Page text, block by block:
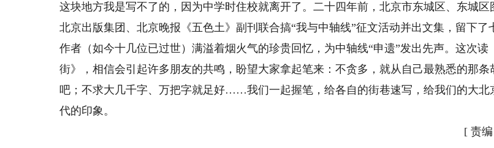
这块地方我是写不了的，因为中学时住校就离开了。二十四年前，北京市东城区、东城区
北京出版集团、北京晚报《五色土》副刊联合搞“我与中轴线”征文活动并出文集，留下了
作者（如今十几位已过世）满溢着烟火气的珍贵回忆，为中轴线“申遗”发出先声。这次读
街》，相信会引起许多朋友的共鸣，盼望大家拿起笔来：不贪多，就从自己最熟悉的那条
吧；不求大几千字、万把字就足好……我们一起握笔，给各自的街巷速写，给我们的大北
代的印象。
[ 责